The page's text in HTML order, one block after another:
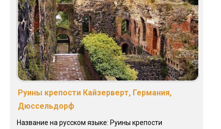
Руины крепости Кайзерверт, Германия,
Дюссельдорф
Название на русском языке: Руины крепости